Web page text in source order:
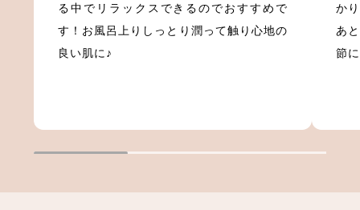
る中でリラックスできるのでおすすめで
す！お風呂上りしっとり潤って触り心地の
良い肌に♪
か
あ
節